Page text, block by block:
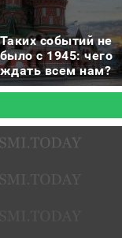
Таких событий не
было с 1945: чего
ждать всем нам?